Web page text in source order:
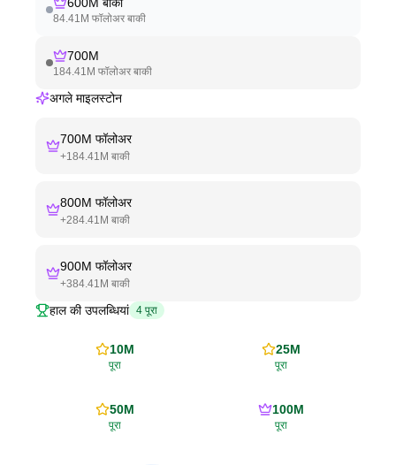
84.41M फॉलोअर बाकी
700M
184.41M फॉलोअर बाकी
अगले माइलस्टोन
700M फॉलोअर
+184.41M बाकी
800M फॉलोअर
+284.41M बाकी
900M फॉलोअर
+384.41M बाकी
हाल की उपलब्धियां 4 पूरा
10M
पूरा
25M
पूरा
50M
पूरा
100M
पूरा